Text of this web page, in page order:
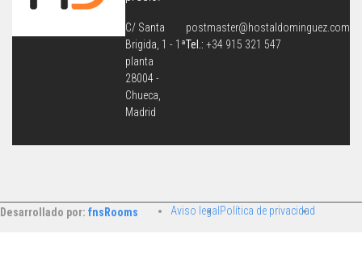
C/ Santa
Brigida, 1 - 1ª
planta
28004 -
Chueca,
Madrid
postmaster@hostaldominguez.com
Tel.: +34 915 321 547
Desarrollado por: fnsRooms Aviso legalPolítica de privacidad